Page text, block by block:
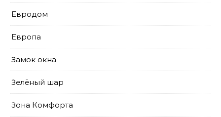
Евродом
Европа
Замок окна
Зелёный шар
Зона Комфорта